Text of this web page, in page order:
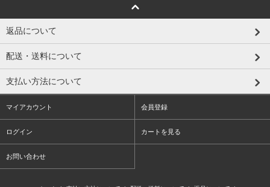
返品について
配送・送料について
支払い方法について
マイアカウント 会員登録
ログイン カートを見る
お問い合わせ